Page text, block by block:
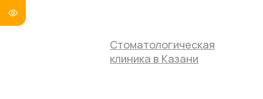
Стоматологическая
клиника в Казани